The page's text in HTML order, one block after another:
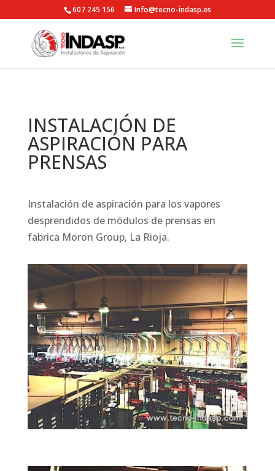
607 245 156 Info@tecno-indasp.es
INSTALACIÓN DE
ASPIRACIÓN PARA
PRENSAS
Instalación de aspiración para los vapores
desprendidos de módulos de prensas en
fabrica Moron Group, La Rioja.